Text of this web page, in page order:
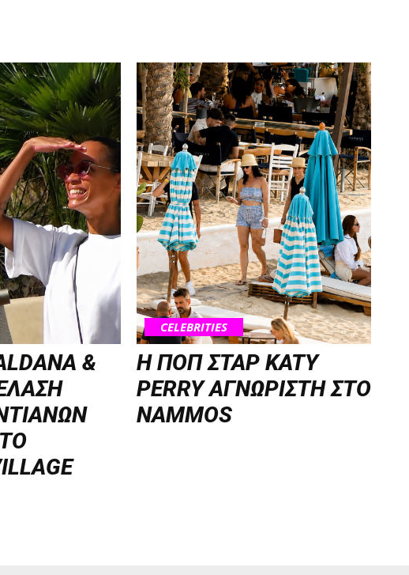
&
CELEBRITIES
H ΠΟΠ ΣΤΑΡ KATY
PERRY ΑΓΝΩΡΙΣΤΗ ΣΤΟ
NAMMOS